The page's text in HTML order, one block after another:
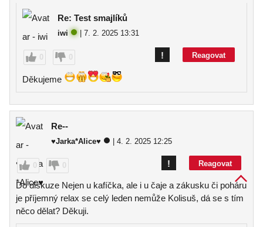
Re: Test smajlíků
iwi | 7. 2. 2025 13:31
0 0 Reagovat
!
Děkujeme
Re--
♥Jarka*Alice♥ | 4. 2. 2025 12:25
0 0 Reagovat
!
Do diskuze Nejen u kafíčka, ale i u čaje a zákusku či poháru
je příjemný relax se celý leden nemůže Kolisuš, dá se s tím
něco dělat? Děkuji.